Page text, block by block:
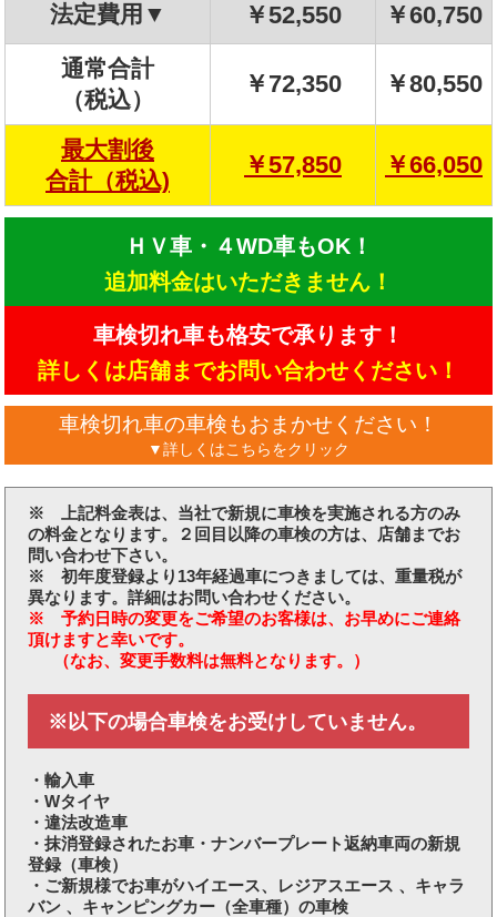
法定費用▼ ￥52,550 ￥60,750
通常合計
（税込）
￥72,350 ￥80,550
最大割後
合計（税込)
￥57,850 ￥66,050
ＨＶ車・４WD車もOK！
追加料金はいただきません！
車検切れ車も格安で承ります！
詳しくは店舗までお問い合わせください！
車検切れ車の車検もおまかせください！
▼詳しくはこちらをクリック
※ 上記料金表は、当社で新規に車検を実施される方のみ
の料金となります。２回目以降の車検の方は、店舗までお
問い合わせ下さい。
※ 初年度登録より13年経過車につきましては、重量税が
異なります。詳細はお問い合わせください。
※ 予約日時の変更をご希望のお客様は、お早めにご連絡
頂けますと幸いです。
（なお、変更手数料は無料となります。）
※以下の場合車検をお受けしていません。
・輸入車
・Wタイヤ
・違法改造車
・抹消登録されたお車・ナンバープレート返納車両の新規
登録（車検）
・ご新規様でお車がハイエース、レジアスエース 、キャラ
バン 、キャンピングカー（全車種）の車検